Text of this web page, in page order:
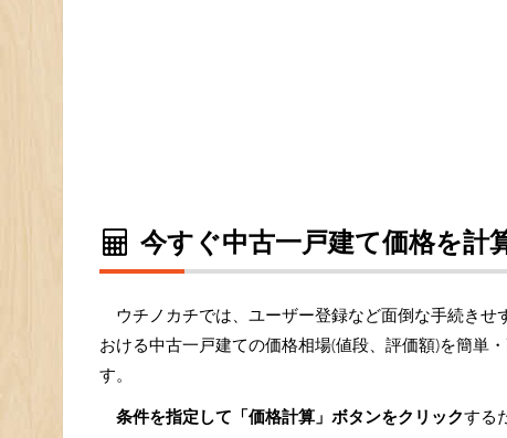
今すぐ中古一戸建て価格を計
ウチノカチでは、ユーザー登録など面倒な手続き
おける中古一戸建ての価格相場(値段、評価額)を簡単
す。
条件を指定して「価格計算」ボタンをクリックする